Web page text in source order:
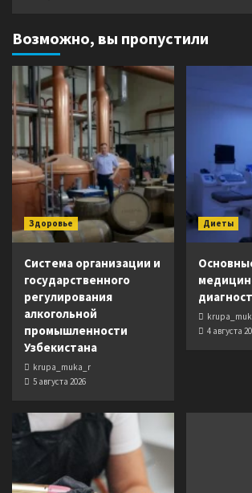
Возможно, вы пропустили
Здоровье
Система организации и
государственного
регулирования
алкогольной
промышленности
Узбекистана
krupa_muka_r
5 августа 2026
Диеты
4 августа